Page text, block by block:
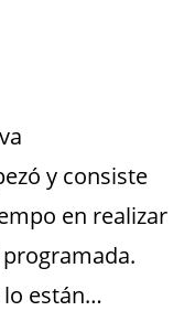
y consiste
en realizar
están…